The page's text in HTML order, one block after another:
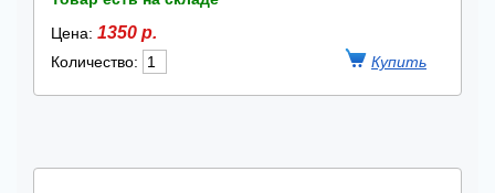
Цена: 1350 р.
Количество: